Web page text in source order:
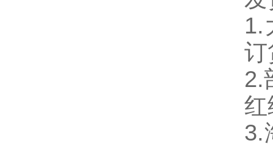
1.
订
2.
红
3.